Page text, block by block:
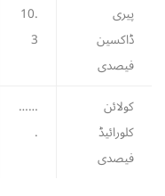
پیری
ڈاکسین
فیصدی
10.
3
کولائن
کلورائیڈ
فیصدی
……
.